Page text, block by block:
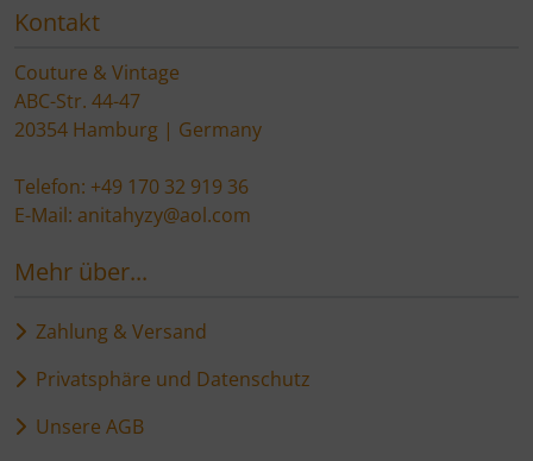
Kontakt
Couture & Vintage
ABC-Str. 44-47
20354 Hamburg | Germany
Telefon: +49 170 32 919 36
E-Mail: anitahyzy@aol.com
Mehr über...
Zahlung & Versand
Privatsphäre und Datenschutz
Unsere AGB